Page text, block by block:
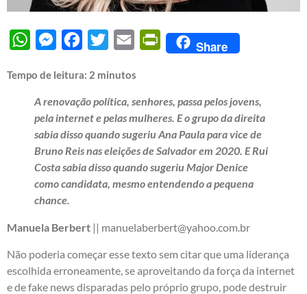
WhatsAppMessengerFacebook
Twitter Email PrintFriendly
Share
Tempo de leitura: 2 minutos
A renovação política, senhores, passa pelos jovens,
pela internet e pelas mulheres. E o grupo da direita
sabia disso quando sugeriu Ana Paula para vice de
Bruno Reis nas eleições de Salvador em 2020. E Rui
Costa sabia disso quando sugeriu Major Denice
como candidata, mesmo entendendo a pequena
chance.
Manuela Berbert || manuelaberbert@yahoo.com.br
Não poderia começar esse texto sem citar que uma liderança
escolhida erroneamente, se aproveitando da força da internet
e de fake news disparadas pelo próprio grupo, pode destruir